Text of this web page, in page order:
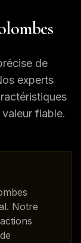
de
experts
fiable.
Notre